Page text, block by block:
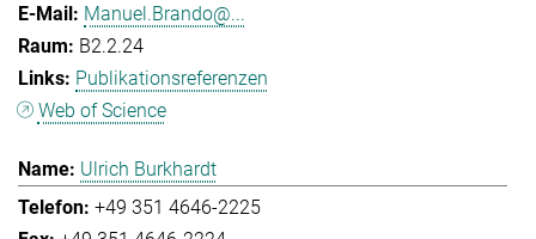
Manuel.Brando@...
B2.2.24
Publikationsreferenzen
Web of Science
Ulrich Burkhardt
+49 351 4646-2225